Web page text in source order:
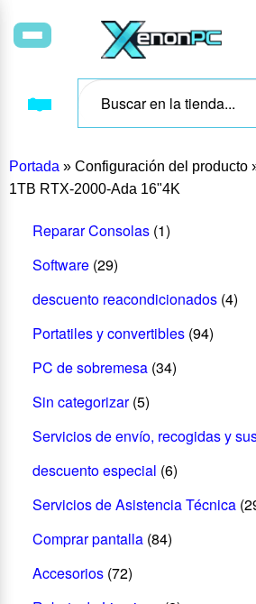
Portada » Configuración del producto
1TB RTX-2000-Ada 16"4K
Reparar Consolas (1)
Software (29)
descuento reacondicionados (4)
Portatiles y convertibles (94)
PC de sobremesa (34)
Sin categorizar (5)
Servicios de envío, recogidas y
descuento especial (6)
Servicios de Asistencia Técnica
Comprar pantalla (84)
Accesorios (72)